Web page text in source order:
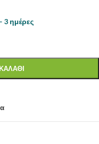
3 ημέρες